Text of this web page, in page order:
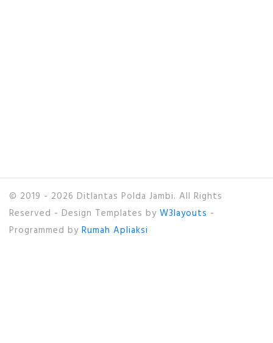
© 2019 - 2026 Ditlantas Polda Jambi. All Rights
Reserved - Design Templates by W3layouts -
Programmed by Rumah Apliaksi